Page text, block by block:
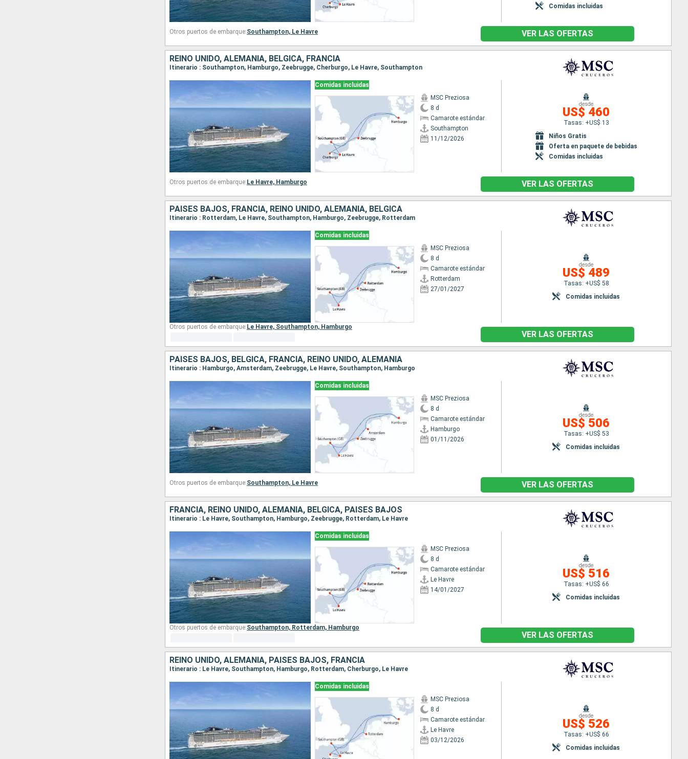
Comidas incluidas
Otros puertos de embarque:Southampton, Le Havre VER LAS OFERTAS
REINO UNIDO, ALEMANIA, BÉLGICA, FRANCIA
Itinerario : Southampton, Hamburgo, Zeebrugge, Cherburgo, Le Havre, Southampton
Comidas incluidas
MSC Preziosa
8 d
Camarote estándar
Southampton
11/12/2026
desde
US$ 460
Tasas: +US$ 13
Niños Gratis
Oferta en paquete de bebidas
Comidas incluidas
Otros puertos de embarque: Le Havre, Hamburgo VER LAS OFERTAS
PAISES BAJOS, FRANCIA, REINO UNIDO, ALEMANIA, BÉLGICA
Itinerario : Rotterdam, Le Havre, Southampton, Hamburgo, Zeebrugge, Rotterdam
Comidas incluidas
MSC Preziosa
8 d
Camarote estándar
Rotterdam
27/01/2027
desde
US$ 489
Tasas: +US$ 58
Comidas incluidas
Otros puertos de embarque: Le Havre, Southampton, Hamburgo
VER LAS OFERTAS
PAISES BAJOS, BÉLGICA, FRANCIA, REINO UNIDO, ALEMANIA
Itinerario : Hamburgo, Amsterdam, Zeebrugge, Le Havre, Southampton, Hamburgo
Comidas incluidas
MSC Preziosa
8 d
Camarote estándar
Hamburgo
01/11/2026
desde
US$ 506
Tasas: +US$ 53
Comidas incluidas
Otros puertos de embarque:Southampton, Le Havre VER LAS OFERTAS
FRANCIA, REINO UNIDO, ALEMANIA, BÉLGICA, PAISES BAJOS
Itinerario : Le Havre, Southampton, Hamburgo, Zeebrugge, Rotterdam, Le Havre
Comidas incluidas
MSC Preziosa
8 d
Camarote estándar
Le Havre
14/01/2027
desde
US$ 516
Tasas: +US$ 66
Comidas incluidas
Otros puertos de embarque:Southampton, Rotterdam, Hamburgo
VER LAS OFERTAS
REINO UNIDO, ALEMANIA, PAISES BAJOS, FRANCIA
Itinerario : Le Havre, Southampton, Hamburgo, Rotterdam, Cherburgo, Le Havre
Comidas incluidas
MSC Preziosa
8 d
Camarote estándar
Le Havre
03/12/2026
desde
US$ 526
Tasas: +US$ 66
Comidas incluidas